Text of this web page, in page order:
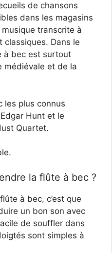
de chansons
dans les magasins
transcrite à
classiques. Dans le
à bec est surtout
médiévale et de la
les plus connus
Hunt et le
Quartet.
la flûte à bec ?
à bec, c’est que
un bon son avec
de souffler dans
sont simples à